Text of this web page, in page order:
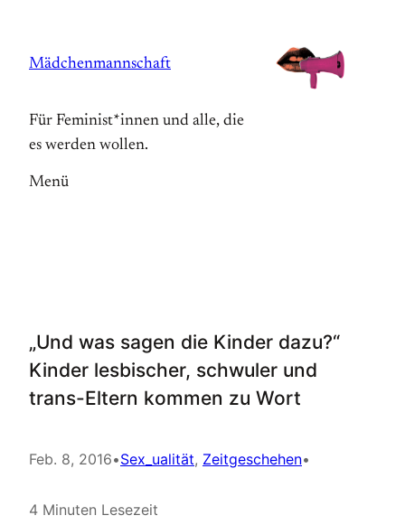
springen
Mädchenmannschaft
Für Feminist*innen und alle, die
es werden wollen.
Menü
„Und was sagen die Kinder dazu?“
Kinder lesbischer, schwuler und
trans-Eltern kommen zu Wort
Feb. 8, 2016•Sex_ualität, Zeitgeschehen•
4 Minuten Lesezeit